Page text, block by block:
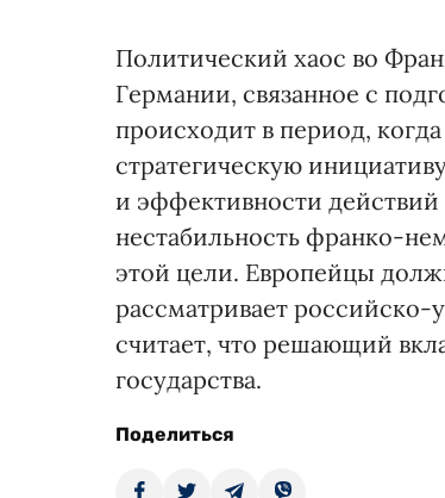
Политический хаос во
Германии, связанное с
происходит в период,
стратегическую
и эффективности
нестабильность франко-
этой цели. Европейцы
рассматривает
считает, что решающий
государства.
Поделиться